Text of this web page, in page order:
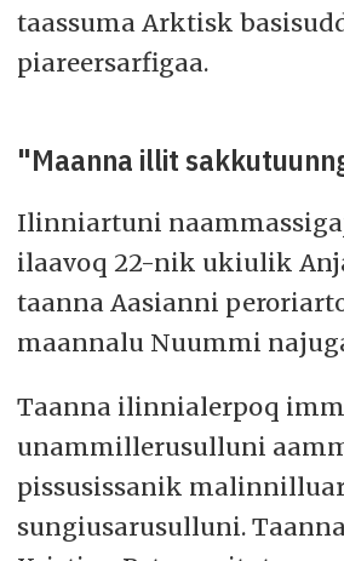
taassuma Arktisk
piareersarfigaa.
"Maanna illit
Ilinniartuni
ilaavoq 22-nik ukiulik
taanna Aasianni
maannalu Nuummi
Taanna ilinnialerpoq
unammillerusulluni
pissusissanik
sungiusarusulluni.